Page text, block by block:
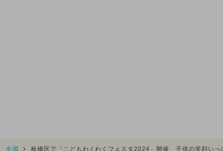
全国 板橋区で「こどもわくわくフェスタ2024」開催 子供の笑顔いっ